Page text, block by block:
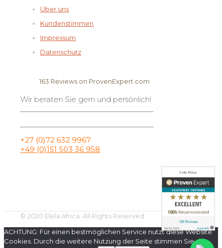
Über uns
Kundenstimmen
Impressum
Datenschutz
Elela Africa
163 Reviews on ProvenExpert.com
Wir beraten Sie gern und persönlich!
+27 (0)72 632 9967
+49 (0)151 503 36 958
© 2020 Elela Africa. All Rights Reserved.
ACHTUNG: Für einen bestmöglichen Service nutzt diese Website
Cookies. Durch die weitere Nutzung der Seite stimmen Sie der